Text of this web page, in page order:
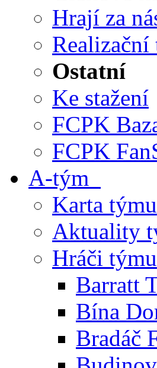
Hrají za
Ostatní
Ke stažení
FCPK
FCPK
A-tým
Karta týmu
Aktuality
Hráči týmu
Barratt
Bína
Bradáč